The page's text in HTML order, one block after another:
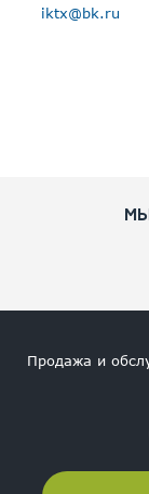
iktx@bk.ru
Продажа и